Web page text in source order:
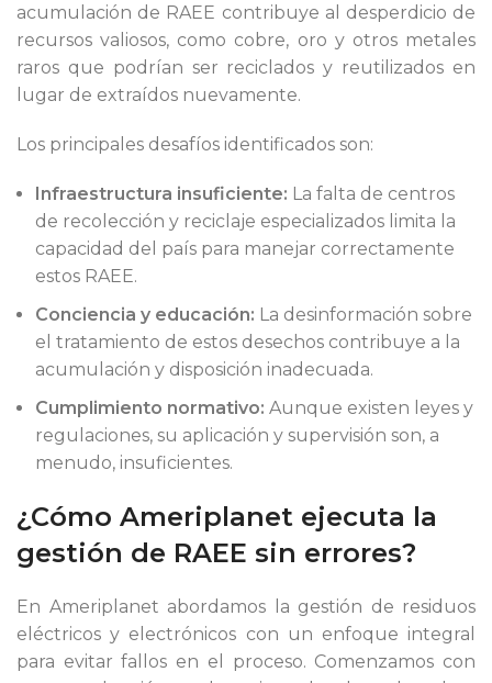
acumulación de RAEE contribuye al desperdicio de
recursos valiosos, como cobre, oro y otros metales
raros que podrían ser reciclados y reutilizados en
lugar de extraídos nuevamente.
Los principales desafíos identificados son:
Infraestructura insuficiente: La falta de centros
de recolección y reciclaje especializados limita la
capacidad del país para manejar correctamente
estos RAEE.
Conciencia y educación: La desinformación sobre
el tratamiento de estos desechos contribuye a la
acumulación y disposición inadecuada.
Cumplimiento normativo: Aunque existen leyes y
regulaciones, su aplicación y supervisión son, a
menudo, insuficientes.
¿Cómo Ameriplanet ejecuta la
gestión de RAEE sin errores?
En Ameriplanet abordamos la gestión de residuos
eléctricos y electrónicos con un enfoque integral
para evitar fallos en el proceso. Comenzamos con